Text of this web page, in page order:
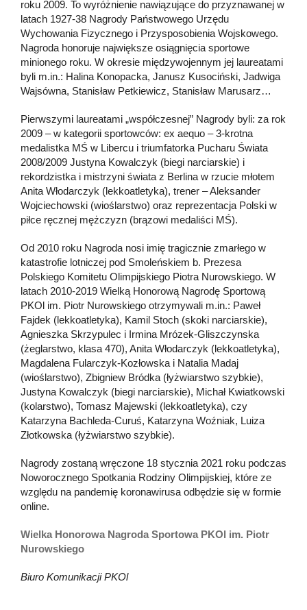
roku 2009. To wyróżnienie nawiązujące do przyznawanej w
latach 1927-38 Nagrody Państwowego Urzędu
Wychowania Fizycznego i Przysposobienia Wojskowego.
Nagroda honoruje największe osiągnięcia sportowe
minionego roku. W okresie międzywojennym jej laureatami
byli m.in.: Halina Konopacka, Janusz Kusociński, Jadwiga
Wajsówna, Stanisław Petkiewicz, Stanisław Marusarz…
Pierwszymi laureatami „współczesnej” Nagrody byli: za rok
2009 – w kategorii sportowców: ex aequo – 3-krotna
medalistka MŚ w Libercu i triumfatorka Pucharu Świata
2008/2009 Justyna Kowalczyk (biegi narciarskie) i
rekordzistka i mistrzyni świata z Berlina w rzucie młotem
Anita Włodarczyk (lekkoatletyka), trener – Aleksander
Wojciechowski (wioślarstwo) oraz reprezentacja Polski w
piłce ręcznej mężczyzn (brązowi medaliści MŚ).
Od 2010 roku Nagroda nosi imię tragicznie zmarłego w
katastrofie lotniczej pod Smoleńskiem b. Prezesa
Polskiego Komitetu Olimpijskiego Piotra Nurowskiego. W
latach 2010-2019 Wielką Honorową Nagrodę Sportową
PKOl im. Piotr Nurowskiego otrzymywali m.in.: Paweł
Fajdek (lekkoatletyka), Kamil Stoch (skoki narciarskie),
Agnieszka Skrzypulec i Irmina Mrózek-Gliszczynska
(żeglarstwo, klasa 470), Anita Włodarczyk (lekkoatletyka),
Magdalena Fularczyk-Kozłowska i Natalia Madaj
(wioślarstwo), Zbigniew Bródka (łyżwiarstwo szybkie),
Justyna Kowalczyk (biegi narciarskie), Michał Kwiatkowski
(kolarstwo), Tomasz Majewski (lekkoatletyka), czy
Katarzyna Bachleda-Curuś, Katarzyna Woźniak, Luiza
Złotkowska (łyżwiarstwo szybkie).
Nagrody zostaną wręczone 18 stycznia 2021 roku podczas
Noworocznego Spotkania Rodziny Olimpijskiej, które ze
względu na pandemię koronawirusa odbędzie się w formie
online.
Wielka Honorowa Nagroda Sportowa PKOl im. Piotr
Nurowskiego
Biuro Komunikacji PKOl